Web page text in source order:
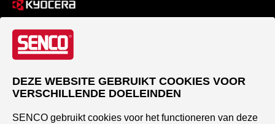
DEZE WEBSITE GEBRUIKT COOKIES VOOR
VERSCHILLENDE DOELEINDEN
SENCO gebruikt cookies voor het functioneren van deze